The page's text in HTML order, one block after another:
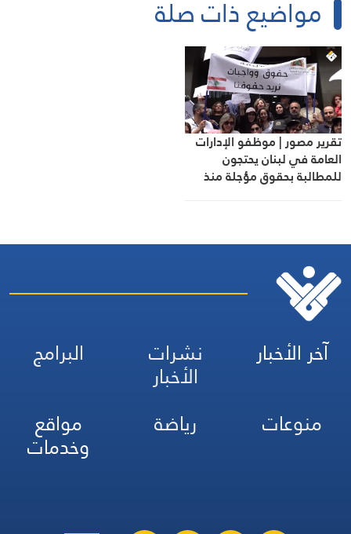
مواضيع ذات صلة
تقرير مصور | موظفو الإدارات
العامة في لبنان يحتجون
للمطالبة بحقوق مؤجلة منذ
آخر الأخبار نشرات
الأخبار
البرامج
منوعات
رياضة مواقع
وخدمات